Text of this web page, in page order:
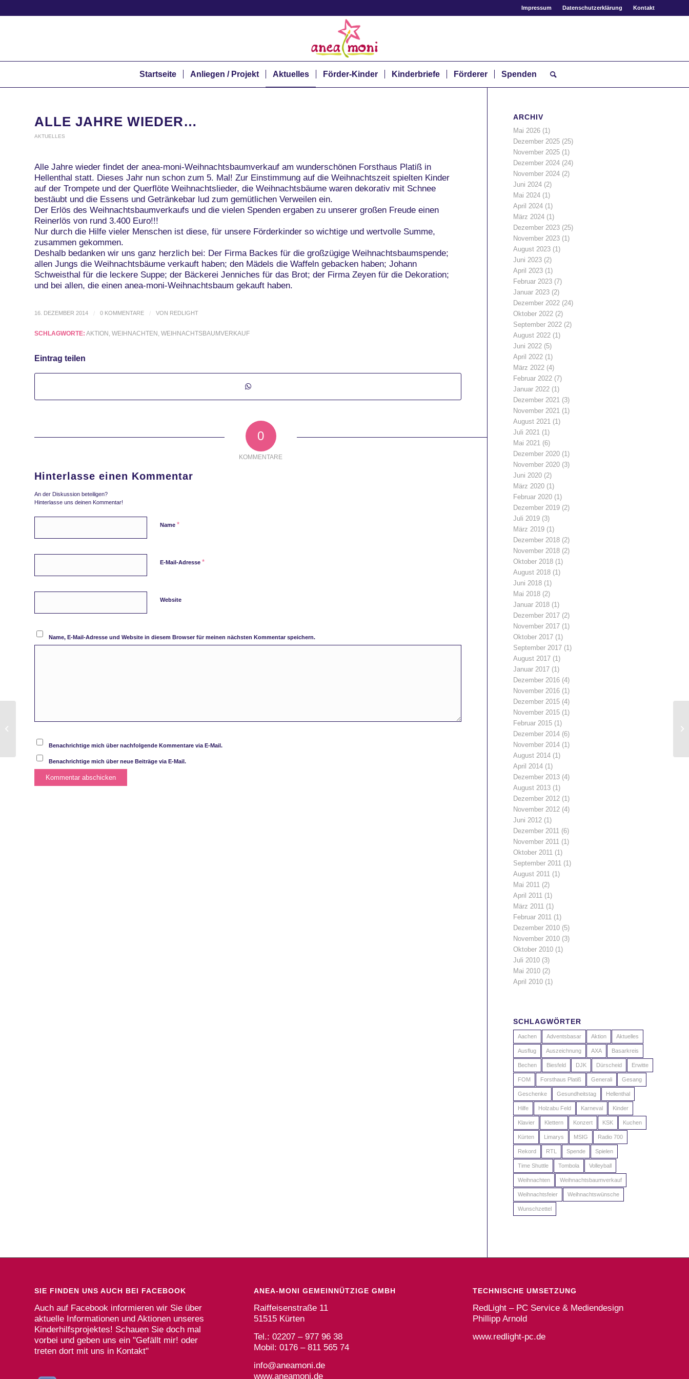
Impressum Datenschutzerklärung Kontakt
Startseite Anliegen / Projekt Aktuelles Förder-Kinder Kinderbriefe Förderer Spenden
ALLE JAHRE WIEDER…
AKTUELLES
Alle Jahre wieder findet der anea-moni-Weihnachtsbaumverkauf am wunderschönen Forsthaus Platiß in
Hellenthal statt. Dieses Jahr nun schon zum 5. Mal! Zur Einstimmung auf die Weihnachtszeit spielten Kinder
auf der Trompete und der Querflöte Weihnachtslieder, die Weihnachtsbäume waren dekorativ mit Schnee
bestäubt und die Essens und Getränkebar lud zum gemütlichen Verweilen ein.
Der Erlös des Weihnachtsbaumverkaufs und die vielen Spenden ergaben zu unserer großen Freude einen
Reinerlös von rund 3.400 Euro!!!
Nur durch die Hilfe vieler Menschen ist diese, für unsere Förderkinder so wichtige und wertvolle Summe,
zusammen gekommen.
Deshalb bedanken wir uns ganz herzlich bei: Der Firma Backes für die großzügige Weihnachtsbaumspende;
allen Jungs die Weihnachtsbäume verkauft haben; den Mädels die Waffeln gebacken haben; Johann
Schweisthal für die leckere Suppe; der Bäckerei Jenniches für das Brot; der Firma Zeyen für die Dekoration;
und bei allen, die einen anea-moni-Weihnachtsbaum gekauft haben.
16. DEZEMBER 2014 / 0 KOMMENTARE / VON REDLIGHT
SCHLAGWORTE: AKTION WEIHNACHTEN WEIHNACHTSBAUMVERKAUF
Eintrag teilen
0
KOMMENTARE
Hinterlasse einen Kommentar
An der Diskussion beteiligen?
Hinterlasse uns deinen Kommentar!
Name *
E-Mail-Adresse *
Website
Name, E-Mail-Adresse und Website in diesem Browser für meinen nächsten Kommentar speichern.
Benachrichtige mich über nachfolgende Kommentare via E-Mail.
Benachrichtige mich über neue Beiträge via E-Mail.
ARCHIV
Mai 2026 (1)
Dezember 2025 (25)
November 2025 (1)
Dezember 2024 (24)
November 2024 (2)
Juni 2024 (2)
Mai 2024 (1)
April 2024 (1)
März 2024 (1)
Dezember 2023 (25)
November 2023 (1)
August 2023 (1)
Juni 2023 (2)
April 2023 (1)
Februar 2023 (7)
Januar 2023 (2)
Dezember 2022 (24)
Oktober 2022 (2)
September 2022 (2)
August 2022 (1)
Juni 2022 (5)
April 2022 (1)
März 2022 (4)
Februar 2022 (7)
Januar 2022 (1)
Dezember 2021 (3)
November 2021 (1)
August 2021 (1)
Juli 2021 (1)
Mai 2021 (6)
Dezember 2020 (1)
November 2020 (3)
Juni 2020 (2)
März 2020 (1)
Februar 2020 (1)
Dezember 2019 (2)
Juli 2019 (3)
März 2019 (1)
Dezember 2018 (2)
November 2018 (2)
Oktober 2018 (1)
August 2018 (1)
Juni 2018 (1)
Mai 2018 (2)
Januar 2018 (1)
Dezember 2017 (2)
November 2017 (1)
Oktober 2017 (1)
September 2017 (1)
August 2017 (1)
Januar 2017 (1)
Dezember 2016 (4)
November 2016 (1)
Dezember 2015 (4)
November 2015 (1)
Februar 2015 (1)
Dezember 2014 (6)
November 2014 (1)
August 2014 (1)
April 2014 (1)
Dezember 2013 (4)
August 2013 (1)
Dezember 2012 (1)
November 2012 (4)
Juni 2012 (1)
Dezember 2011 (6)
November 2011 (1)
Oktober 2011 (1)
September 2011 (1)
August 2011 (1)
Mai 2011 (2)
April 2011 (1)
März 2011 (1)
Februar 2011 (1)
Dezember 2010 (5)
November 2010 (3)
Oktober 2010 (1)
Juli 2010 (3)
Mai 2010 (2)
April 2010 (1)
SCHLAGWÖRTER
Aachen Adventsbasar Aktion Aktuelles
Ausflug Auszeichnung AXA Basarkreis
Bechen Biesfeld DJK Dürscheid Erwitte
FOM Forsthaus Platiß Generali Gesang
Geschenke Gesundheitstag Hellenthal
Hilfe Holzabu Feld Karneval Kinder
Klavier Klettern Konzert KSK Kuchen
Kürten Limarys MSIG Radio 700
Rekord RTL Spende Spielen
Time Shuttle Tombola Volleyball
Weihnachten Weihnachtsbaumverkauf
Weihnachtsfeier Weihnachtswünsche
Wunschzettel
SIE FINDEN UNS AUCH BEI FACEBOOK
Auch auf Facebook informieren wir Sie über
aktuelle Informationen und Aktionen unseres
Kinderhilfsprojektes! Schauen Sie doch mal
vorbei und geben uns ein "Gefällt mir! oder
treten dort mit uns in Kontakt"
ANEA-MONI GEMEINNÜTZIGE GMBH
Raiffeisenstraße 11
51515 Kürten
Tel.: 02207 – 977 96 38
Mobil: 0176 – 811 565 74
info@aneamoni.de
www.aneamoni.de
TECHNISCHE UMSETZUNG
RedLight – PC Service & Mediendesign
Phillipp Arnold
www.redlight-pc.de
Handarbeiten für den